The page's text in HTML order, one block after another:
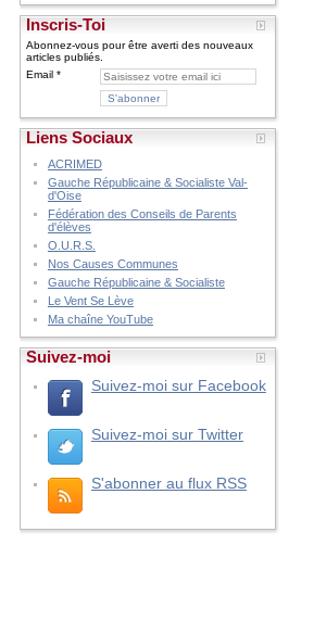
Inscris-Toi
Abonnez-vous pour être averti des nouveaux
articles publiés.
Email
Liens Sociaux
ACRIMED
Gauche Républicaine & Socialiste Val-
d'Oise
Fédération des Conseils de Parents
d'élèves
O.U.R.S.
Nos Causes Communes
Gauche Républicaine & Socialiste
Le Vent Se Lève
Ma chaîne YouTube
Suivez-moi
Suivez-moi sur Facebook
Suivez-moi sur Twitter
S'abonner au flux RSS